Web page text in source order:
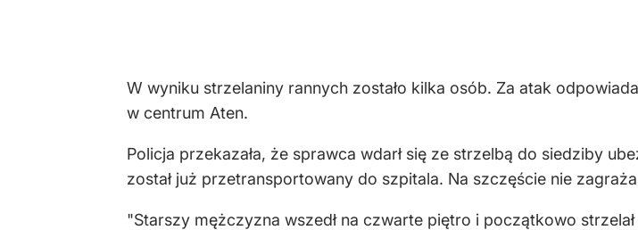
W wyniku strzelaniny rannych zostało kilka osób. Za atak
w centrum Aten.
Policja przekazała, że sprawca wdarł się ze strzelbą do siedziby
został już przetransportowany do szpitala. Na szczęście nie
"Starszy mężczyzna wszedł na czwarte piętro i początkowo